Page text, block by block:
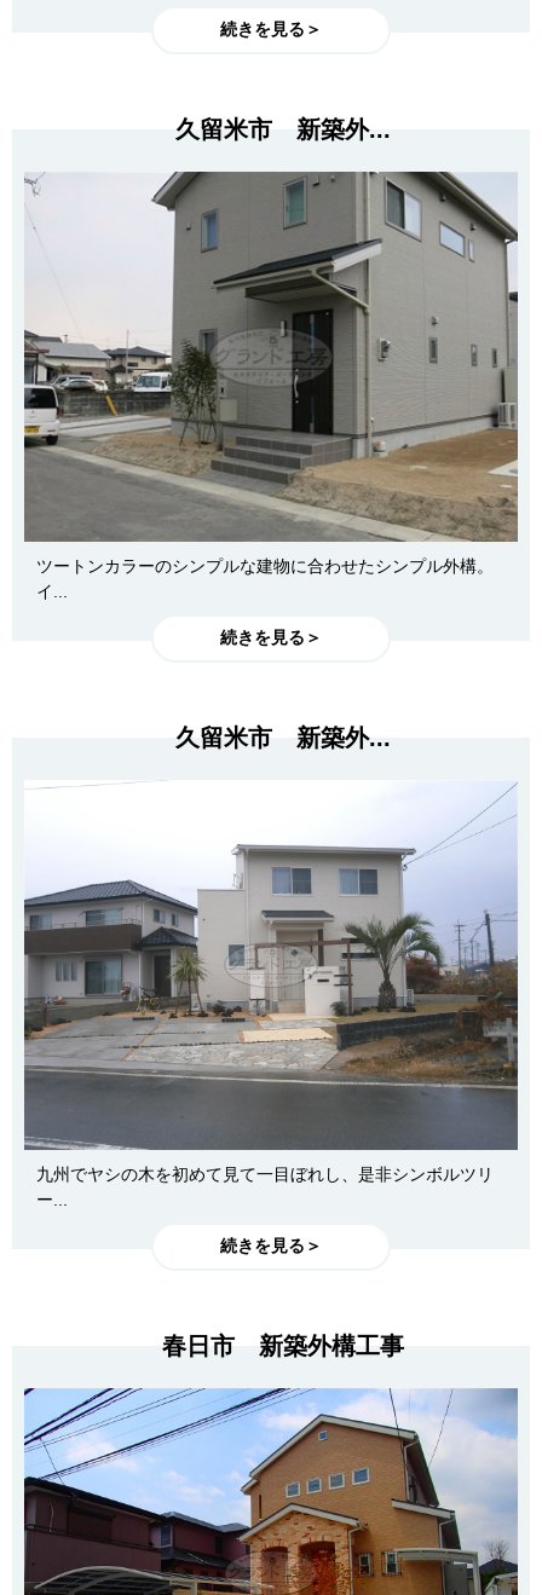
続きを見る＞
久留米市 新築外...
ツートンカラーのシンプルな建物に合わせたシンプル外構。
イ...
続きを見る＞
久留米市 新築外...
九州でヤシの木を初めて見て一目ぼれし、是非シンボルツリ
ー...
続きを見る＞
春日市 新築外構工事